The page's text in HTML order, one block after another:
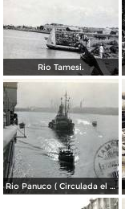
Rio Tamesi.
Rio Panuco ( Circulada el 17 de Mayo de 1932 ).